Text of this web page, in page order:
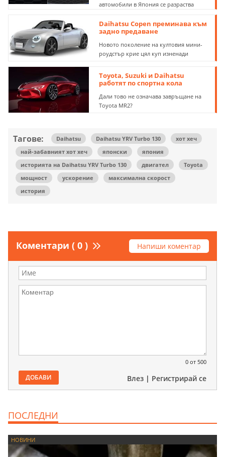
автомобили в Япония се разраства
Daihatsu Copen преминава към
задно предаване
Новото поколение на култовия мини-
роудстър крие цял куп изненади
Toyota, Suzuki и Daihatsu
работят по спортна кола
Дали тово не означава завръщане на
Toyota MR2?
Тагове: Daihatsu Daihatsu YRV Turbo 130
хот хеч
най-забавният хот хеч
японски
япония
историята на Daihatsu YRV Turbo 130
двигател
Toyota
мощност
ускорение
максимална скорост
история
Коментари ( 0 ) Напиши коментар
0 от 500
ДОБАВИ Влез | Регистрирай се
ПОСЛЕДНИ
НОВИНИ